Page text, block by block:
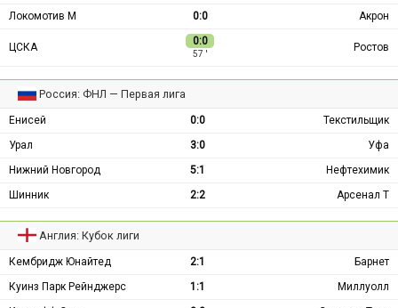
Локомотив М
0:0 Акрон
ЦСКА 0:0
57 ′
Ростов
Россия: ФНЛ — Первая лига
Енисей 0:0
Текстильщик
Урал
3:0
Уфа
Нижний Новгород
5:1
Нефтехимик
Шинник
2:2 Арсенал Т
Англия: Кубок лиги
Кембридж Юнайтед 2:1
Барнет
Куинз Парк Рейнджерс
1:1
Миллуолл